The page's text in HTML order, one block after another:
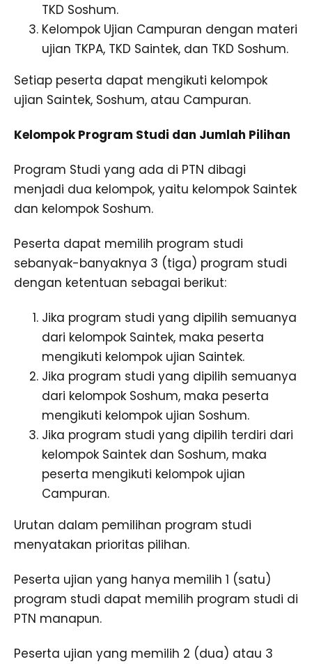
TKD Soshum.
Kelompok Ujian Campuran dengan materi
ujian TKPA, TKD Saintek, dan TKD Soshum.
Setiap peserta dapat mengikuti kelompok
ujian Saintek, Soshum, atau Campuran.
Kelompok Program Studi dan Jumlah Pilihan
Program Studi yang ada di PTN dibagi
menjadi dua kelompok, yaitu kelompok Saintek
dan kelompok Soshum.
Peserta dapat memilih program studi
sebanyak-banyaknya 3 (tiga) program studi
dengan ketentuan sebagai berikut:
Jika program studi yang dipilih semuanya
dari kelompok Saintek, maka peserta
mengikuti kelompok ujian Saintek.
Jika program studi yang dipilih semuanya
dari kelompok Soshum, maka peserta
mengikuti kelompok ujian Soshum.
Jika program studi yang dipilih terdiri dari
kelompok Saintek dan Soshum, maka
peserta mengikuti kelompok ujian
Campuran.
Urutan dalam pemilihan program studi
menyatakan prioritas pilihan.
Peserta ujian yang hanya memilih 1 (satu)
program studi dapat memilih program studi di
PTN manapun.
Peserta ujian yang memilih 2 (dua) atau 3